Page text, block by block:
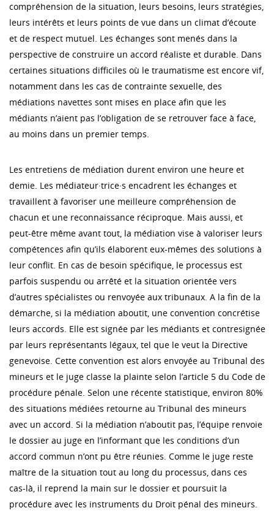
compréhension de la situation, leurs besoins, leurs stratégies,
leurs intérêts et leurs points de vue dans un climat d’écoute
et de respect mutuel. Les échanges sont menés dans la
perspective de construire un accord réaliste et durable. Dans
certaines situations difficiles où le traumatisme est encore vif,
notamment dans les cas de contrainte sexuelle, des
médiations navettes sont mises en place afin que les
médiants n’aient pas l’obligation de se retrouver face à face,
au moins dans un premier temps.
Les entretiens de médiation durent environ une heure et
demie. Les médiateur·trice·s encadrent les échanges et
travaillent à favoriser une meilleure compréhension de
chacun et une reconnaissance réciproque. Mais aussi, et
peut-être même avant tout, la médiation vise à valoriser leurs
compétences afin qu’ils élaborent eux-mêmes des solutions à
leur conflit. En cas de besoin spécifique, le processus est
parfois suspendu ou arrêté et la situation orientée vers
d’autres spécialistes ou renvoyée aux tribunaux. A la fin de la
démarche, si la médiation aboutit, une convention concrétise
leurs accords. Elle est signée par les médiants et contresignée
par leurs représentants légaux, tel que le veut la Directive
genevoise. Cette convention est alors envoyée au Tribunal des
mineurs et le juge classe la plainte selon l’article 5 du Code de
procédure pénale. Selon une récente statistique, environ 80%
des situations médiées retourne au Tribunal des mineurs
avec un accord. Si la médiation n’aboutit pas, l’équipe renvoie
le dossier au juge en l’informant que les conditions d’un
accord commun n’ont pu être réunies. Comme le juge reste
maître de la situation tout au long du processus, dans ces
cas-là, il reprend la main sur le dossier et poursuit la
procédure avec les instruments du Droit pénal des mineurs.